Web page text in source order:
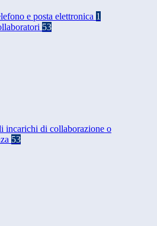
e posta elettronica 1
53
incarichi di collaborazione o
53